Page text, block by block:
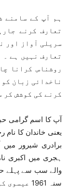
ہم آپ کے سامنے
تعارف کرنے
سریلی آواز اور
تعارف نہیں ہے
روشناس کرانا
ناخدائی زبان
کرنے کی کوشش کر
آپ کا اسم گرامی
یعنی خاندان کا
برادری شیرور میں
ہجری میں اکبری
سنہ 1961 عیسوی کو ہاڈون کونے شیرور میں ہوئی ۔